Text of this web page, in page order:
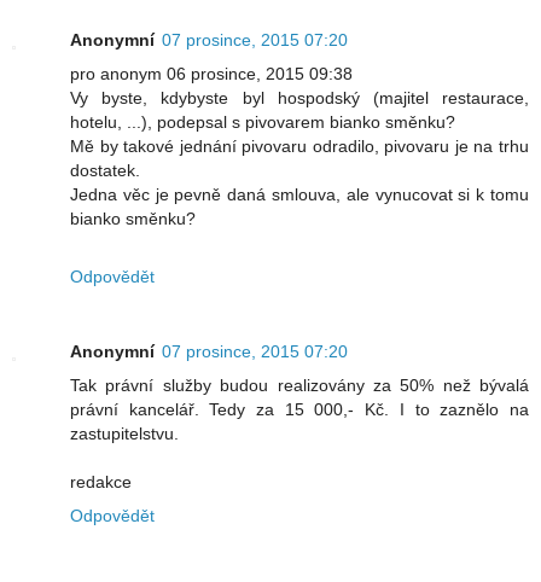
Anonymní 07 prosince, 2015 07:20
pro anonym 06 prosince, 2015 09:38
Vy byste, kdybyste byl hospodský (majitel restaurace,
hotelu, ...), podepsal s pivovarem bianko směnku?
Mě by takové jednání pivovaru odradilo, pivovaru je na trhu
dostatek.
Jedna věc je pevně daná smlouva, ale vynucovat si k tomu
bianko směnku?
Odpovědět
Anonymní 07 prosince, 2015 07:20
Tak právní služby budou realizovány za 50% než bývalá
právní kancelář. Tedy za 15 000,- Kč. I to zaznělo na
zastupitelstvu.
redakce
Odpovědět